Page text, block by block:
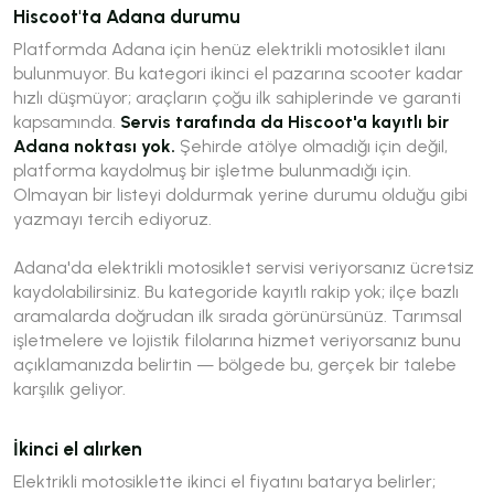
Hiscoot'ta Adana durumu
Platformda Adana için henüz elektrikli motosiklet ilanı
bulunmuyor. Bu kategori ikinci el pazarına scooter kadar
hızlı düşmüyor; araçların çoğu ilk sahiplerinde ve garanti
kapsamında. Servis tarafında da Hiscoot'a kayıtlı bir
Adana noktası yok. Şehirde atölye olmadığı için değil,
platforma kaydolmuş bir işletme bulunmadığı için.
Olmayan bir listeyi doldurmak yerine durumu olduğu gibi
yazmayı tercih ediyoruz.
Adana'da elektrikli motosiklet servisi veriyorsanız ücretsiz
kaydolabilirsiniz. Bu kategoride kayıtlı rakip yok; ilçe bazlı
aramalarda doğrudan ilk sırada görünürsünüz. Tarımsal
işletmelere ve lojistik filolarına hizmet veriyorsanız bunu
açıklamanızda belirtin — bölgede bu, gerçek bir talebe
karşılık geliyor.
İkinci el alırken
Elektrikli motosiklette ikinci el fiyatını batarya belirler;